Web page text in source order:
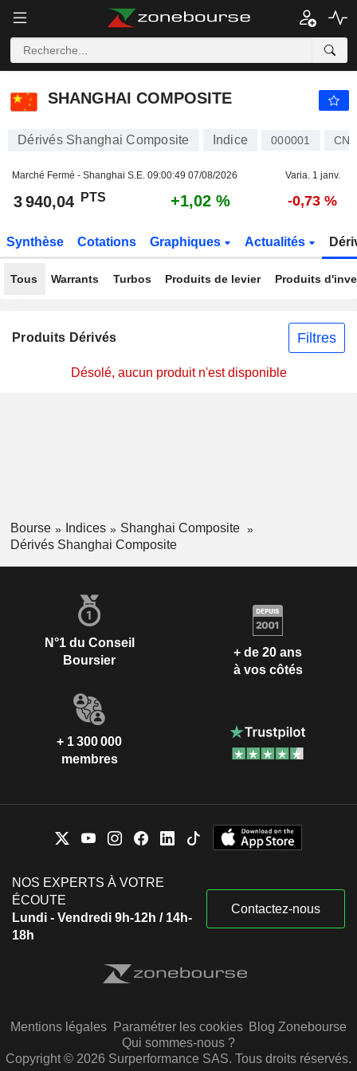
SHANGHAI COMPOSITE
SHANGHAI COMPOSITE
Dérivés Shanghai Composite Indice 000001
Marché Fermé - Shanghai S.E. 09:00:49 07/08/2026 Varia. 1 janv.
3 940,04 PTS +1,02 % -0,73 %
Synthèse Cotations Graphiques Actualités
Tous Warrants Turbos Produits de levier Produits
Produits Dérivés Filtres
Désolé, aucun produit n'est disponible
Bourse Indices
Shanghai Composite
Dérivés Shanghai Composite
N°1 du Conseil
Boursier
+ de 20 ans
à vos côtés
+ 1 300 000
membres
NOS EXPERTS À VOTRE
ÉCOUTE
Lundi - Vendredi 9h-12h / 14h-
18h
Contactez-nous
Mentions légales Paramétrer les cookies Blog Zonebourse
Qui sommes-nous ?
Copyright © 2026 Surperformance SAS. Tous droits réservés.